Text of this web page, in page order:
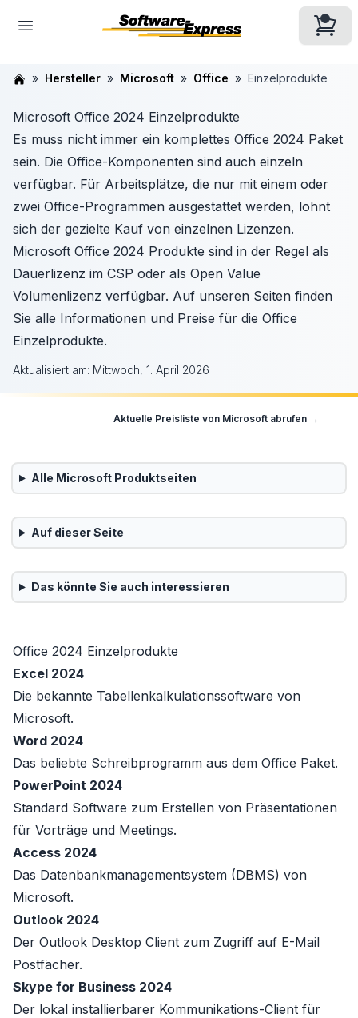
Hersteller Microsoft Office Einzelprodukte
Microsoft Office 2024 Einzelprodukte
Es muss nicht immer ein komplettes Office 2024 Paket
sein. Die Office-Komponenten sind auch einzeln
verfügbar. Für Arbeitsplätze, die nur mit einem oder
zwei Office-Programmen ausgestattet werden, lohnt
sich der gezielte Kauf von einzelnen Lizenzen.
Microsoft Office 2024 Produkte sind in der Regel als
Dauerlizenz im CSP oder als Open Value
Volumenlizenz verfügbar. Auf unseren Seiten finden
Sie alle Informationen und Preise für die Office
Einzelprodukte.
Aktualisiert am: Mittwoch, 1. April 2026
Aktuelle Preisliste von Microsoft abrufen →
Alle MicrosoftProduktseiten
Auf dieser Seite
Das könnte Sie auch interessieren
Office 2024 Einzelprodukte
Excel 2024
Die bekannte Tabellenkalkulationssoftware von
Microsoft.
Word 2024
Das beliebte Schreibprogramm aus dem Office Paket.
PowerPoint 2024
Standard Software zum Erstellen von Präsentationen
für Vorträge und Meetings.
Access 2024
Das Datenbankmanagementsystem (DBMS) von
Microsoft.
Outlook 2024
Der Outlook Desktop Client zum Zugriff auf E-Mail
Postfächer.
Skype for Business 2024
Der lokal installierbarer Kommunikations-Client für